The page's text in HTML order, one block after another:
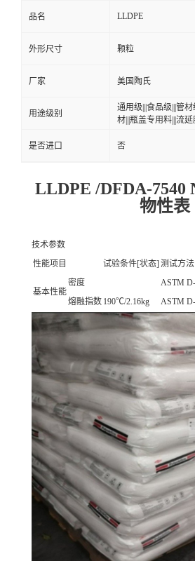
品名 LLDPE
外形尺寸 颗粒
厂家 美国陶氏
用途级别
通用级|||食品级|||管
材|||瓶盖专用料|||流延
是否进口 否
LLDPE /DFDA-7540
物性表
技术参数
性能项目
试验条件[状态] 测试方法
基本性能
密度 ASTM
熔融指数 190℃/2.16kg ASTM